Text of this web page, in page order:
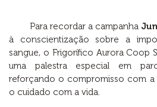
Para recordar a campanha
à conscientização sobre a
sangue, o Frigorífico Aurora Coop
uma palestra especial em
reforçando o compromisso com a
o cuidado com a vida.